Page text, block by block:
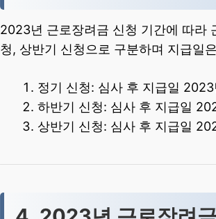
2023년 근로장려금 신청 기간에 따라
청, 상반기 신청으로 구분하며 지급일
정기 신청: 심사 후 지급일
하반기 신청: 심사 후 지급일
상반기 신청: 심사 후 지급일